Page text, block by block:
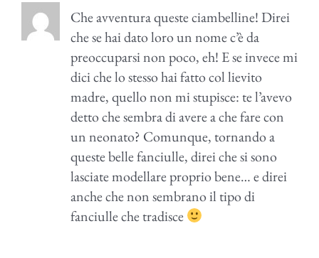
Che avventura queste ciambelline! Direi
che se hai dato loro un nome c’è da
preoccuparsi non poco, eh! E se invece mi
dici che lo stesso hai fatto col lievito
madre, quello non mi stupisce: te l’avevo
detto che sembra di avere a che fare con
un neonato? Comunque, tornando a
queste belle fanciulle, direi che si sono
lasciate modellare proprio bene… e direi
anche che non sembrano il tipo di
fanciulle che tradisce